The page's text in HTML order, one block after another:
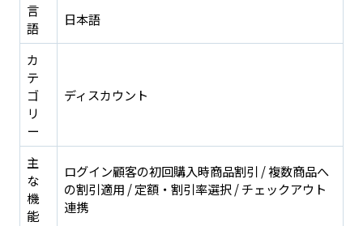
言
語
日本語
カ
テ
ゴ
リ
ー
ディスカウント
主
な
機
能
ログイン顧客の初回購入時商品割引 / 複数商品へ
の割引適用 / 定額・割引率選択 / チェックアウト
連携